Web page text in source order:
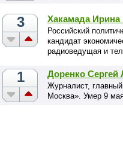
3 Хакамада Ирина
Российский
кандидат
радиоведущая и
1 Доренко Сергей
Журналист, главный
Москва». Умер 9